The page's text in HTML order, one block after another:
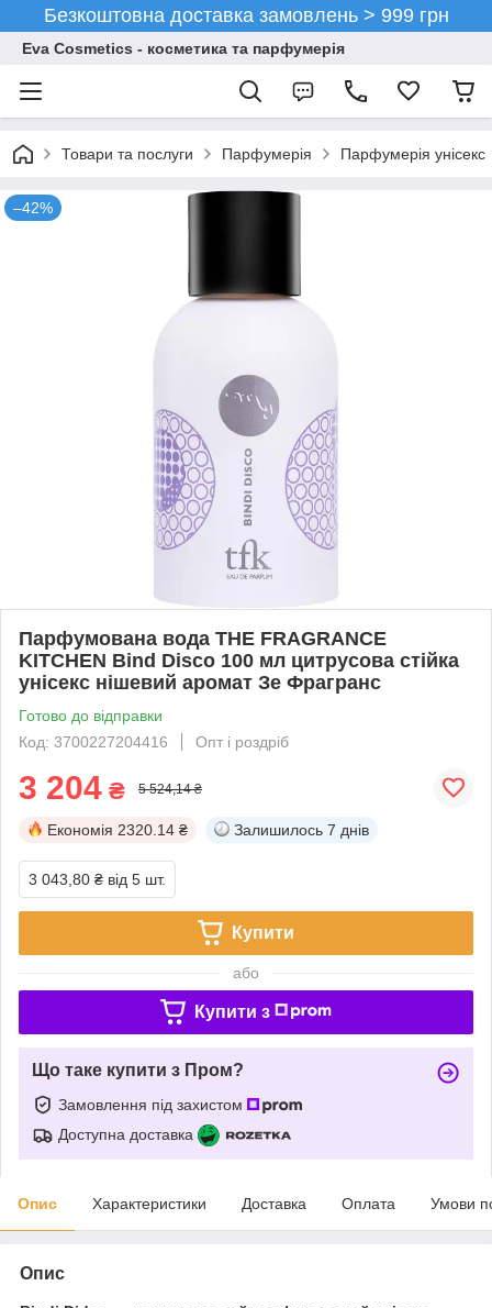
Безкоштовна доставка замовлень > 999 грн
Eva Cosmetics - косметика та парфумерія
Товари та послуги Парфумерія Парфумерія унісекс
–42%
Парфумована вода THE FRAGRANCE
KITCHEN Bind Disco 100 мл цитрусова стійка
унісекс нішевий аромат Зе Фрагранс
Готово до відправки
Код: 3700227204416
Опт і роздріб
3 204 ₴ 5 524,14 ₴
Економія 2320.14 ₴ Залишилось 7 днів
3 043,80 ₴ від 5 шт.
Купити
або
Купити з
Що таке купити з Пром?
Замовлення під захистом
Доступна доставка
Опис Характеристики Доставка Оплата Умови
Опис